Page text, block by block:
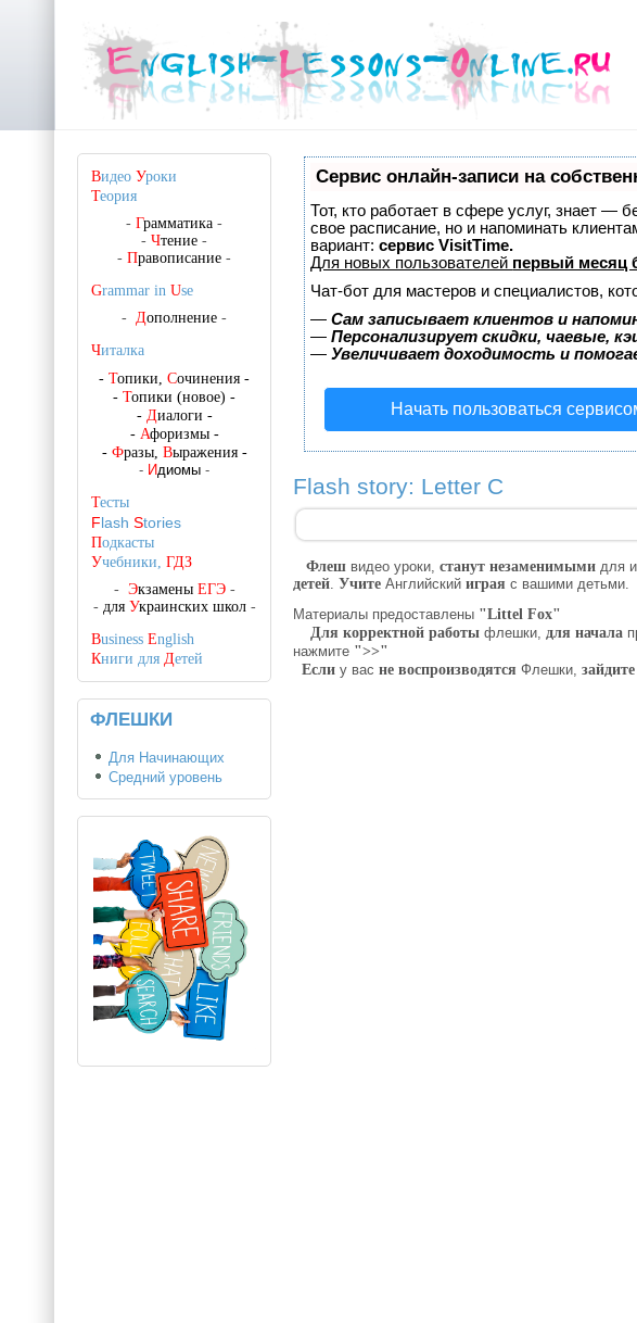
Сервис онлайн-записи на
Тот, кто работает в сфере услуг, знает —
свое расписание, но и напоминать
вариант:сервис VisitTime.
Для новых пользователей первый месяц
Чат-бот для мастеров и специалистов,
—Сам записывает клиентов и
—Персонализирует скидки, чаевые,
—Увеличивает доходимость и
Начать пользоваться
Flash story: Letter С
Флеш видео уроки, станут незаменимыми для
детей.УчитеАнглийскийиграяс вашими
Материалы предоставлены "Littel Fox"
Для корректной работыфлешки,для начала
нажмите ">>"
Если у васне воспроизводятся Флешки,зайдите
Видео Уроки
Теория
-Грамматика -
-Чтение -
-Правописание -
Grammar inUse
- Дополнение -
Читалка
-Топики,Сочинения -
-Топики (новое) -
- Диалоги -
- Афоризмы-
- Фразы, Выражения-
- Идиомы -
Тесты
Flash Stories
Подкасты
Учебники, ГДЗ
- Экзамены ЕГЭ-
- для Украинских школ-
BusinessEnglish
Книги дляДетей
ФЛЕШКИ
Для Начинающих
Средний уровень